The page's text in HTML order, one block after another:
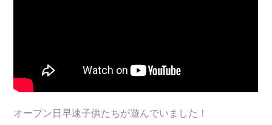
オープン日早速子供たちが遊んでいました！